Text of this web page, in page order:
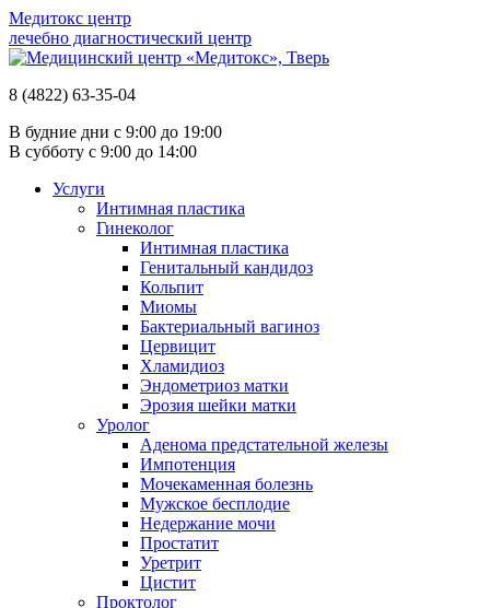
Медитокс центр
лечебно диагностический центр
8 (4822) 63-35-04
В будние дни с 9:00 до 19:00
В субботу с 9:00 до 14:00
Услуги
Интимная пластика
Гинеколог
Интимная пластика
Генитальный кандидоз
Кольпит
Миомы
Бактериальный вагиноз
Цервицит
Хламидиоз
Эндометриоз матки
Эрозия шейки матки
Уролог
Аденома предстательной железы
Импотенция
Мочекаменная болезнь
Мужское бесплодие
Недержание мочи
Простатит
Уретрит
Цистит
Проктолог